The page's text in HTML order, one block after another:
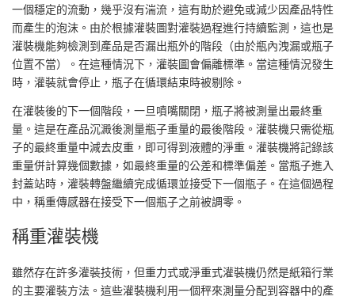
一個穩定的流動，幾乎沒有湍流，這有助於避免或減少因產品特性
而產生的泡沫。由於根據灌裝圖對灌裝過程進行持續監測，這也是
灌裝機能夠檢測到產品是否漏出瓶外的階段（由於瓶內洩漏或瓶子
位置不當）。在這種情況下，灌裝圖會偏離標準。當這種情況發生
時，灌裝就會停止，瓶子在循環結束時被剔除。
在灌裝後的下一個階段，一旦噴嘴關閉，瓶子將被測量出最終重
量。這是在產品沉澱後測量瓶子重量的最後階段。灌裝機只需從瓶
子的最終重量中減去皮重，即可得到液體的淨重。灌裝機將記錄該
重量併計算幾個數據，如最終重量的公差和標準偏差。當瓶子進入
封蓋站時，灌裝轉盤繼續完成循環並接受下一個瓶子。在這個過程
中，稱重傳感器在接受下一個瓶子之前被調零。
稱重灌裝機
雖然存在許多灌裝技術，但重力式或淨重式灌裝機仍然是紙箱行業
的主要灌裝方法。這些灌裝機利用一個秤來測量分配到容器中的產